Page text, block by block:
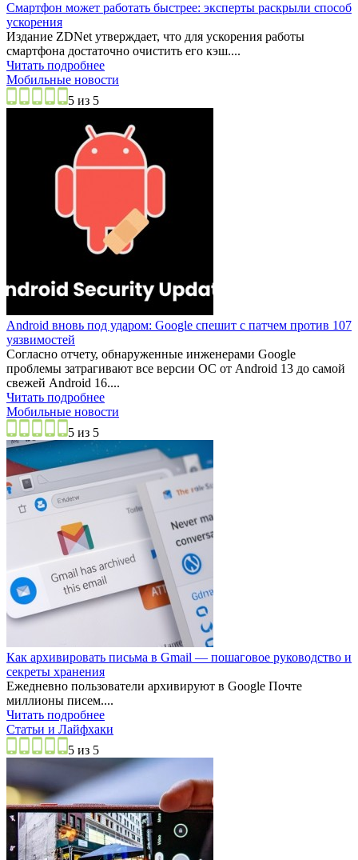
Смартфон может работать быстрее: эксперты раскрыли способ
ускорения
Издание ZDNet утверждает, что для ускорения работы
смартфона достаточно очистить его кэш....
Читать подробнее
Мобильные новости
5 из 5
Android вновь под ударом: Google спешит с патчем против 107
уязвимостей
Согласно отчету, обнаруженные инженерами Google
проблемы затрагивают все версии ОС от Android 13 до самой
свежей Android 16....
Читать подробнее
Мобильные новости
5 из 5
Как архивировать письма в Gmail — пошаговое руководство и
секреты хранения
Ежедневно пользователи архивируют в Google Почте
миллионы писем....
Читать подробнее
Статьи и Лайфхаки
5 из 5